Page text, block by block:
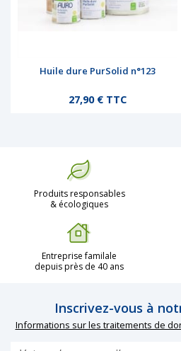
Huile dure PurSolid n°123
Prix
27,90 € TTC
Produits responsables
& écologiques
Entreprise familale
depuis près de 40 ans
Inscrivez-vous à
Informations sur les traitements de